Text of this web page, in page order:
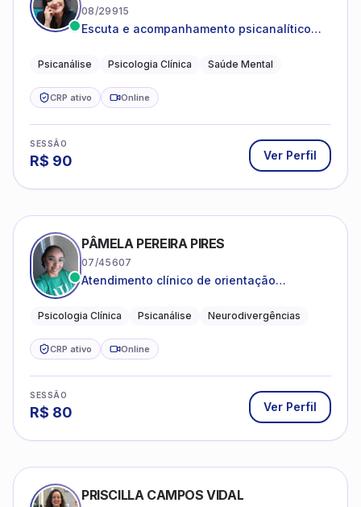
08/29915
Escuta e acompanhamento psicanalítico
Psicanálise Psicologia Clínica Saúde Mental
CRP ativo Online
SESSÃO
R$ 90 Ver Perfil
PÂMELA PEREIRA PIRES
07/45607
Atendimento clínico de orientação
crianças neurotípicas
Psicologia Clínica Psicanálise Neurodivergências
CRP ativo Online
SESSÃO
R$ 80 Ver Perfil
PRISCILLA CAMPOS VIDAL